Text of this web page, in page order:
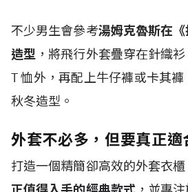
不少男生會參考湯姆克魯斯在
造型 ，將飛行外套疊穿在針織
T恤外，再配上牛仔褲或卡其
秋冬造型。
外套不必多，但要真正適
打造一個精簡卻高效的外套衣